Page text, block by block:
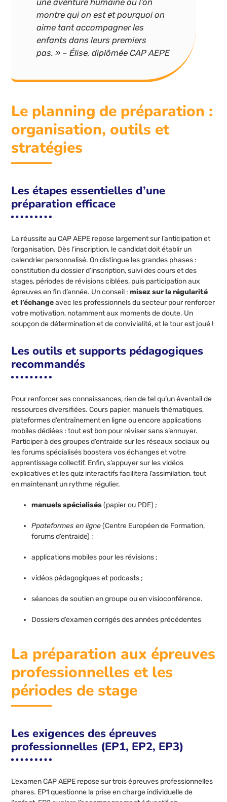
une aventure humaine où l’on
montre qui on est et pourquoi on
aime tant accompagner les
enfants dans leurs premiers
pas. » – Élise, diplômée CAP AEPE
Le planning de préparation :
organisation, outils et
stratégies
Les étapes essentielles d’une
préparation efficace
La réussite au CAP AEPE repose largement sur l’anticipation et
l’organisation. Dès l’inscription, le candidat doit établir un
calendrier personnalisé. On distingue les grandes phases :
constitution du dossier d’inscription, suivi des cours et des
stages, périodes de révisions ciblées, puis participation aux
épreuves en fin d’année. Un conseil :misez sur la régularité
et l’échangeavec les professionnels du secteur pour renforcer
votre motivation, notamment aux moments de doute. Un
soupçon de détermination et de convivialité, et le tour est joué !
Les outils et supports pédagogiques
recommandés
Pour renforcer ses connaissances, rien de tel qu’un éventail de
ressources diversifiées. Cours papier, manuels thématiques,
plateformes d’entraînement en ligne ou encore applications
mobiles dédiées : tout est bon pour réviser sans s’ennuyer.
Participer à des groupes d’entraide sur les réseaux sociaux ou
les forums spécialisés boostera vos échanges et votre
apprentissage collectif. Enfin, s’appuyer sur les vidéos
explicatives et les quiz interactifs facilitera l’assimilation, tout
en maintenant un rythme régulier.
manuels spécialisés(papier ou PDF) ;
Ppateformes en ligne(Centre Européen de Formation,
forums d’entraide) ;
applications mobiles pour les révisions ;
vidéos pédagogiques et podcasts ;
séances de soutien en groupe ou en visioconférence.
Dossiers d’examen corrigés des années précédentes
La préparation aux épreuves
professionnelles et les
périodes de stage
Les exigences des épreuves
professionnelles (EP1, EP2, EP3)
L’examen CAP AEPE repose sur trois épreuves professionnelles
phares. EP1 questionne la prise en charge individuelle de